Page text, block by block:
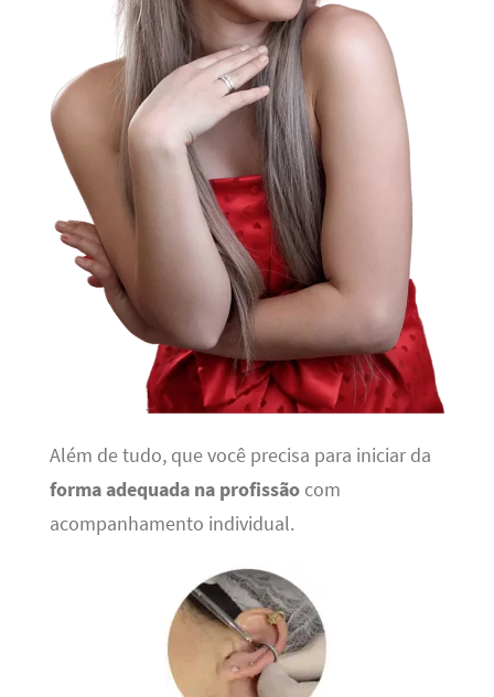
Além de tudo, que você precisa para iniciar da
forma adequada na profissãocom
acompanhamento individual.